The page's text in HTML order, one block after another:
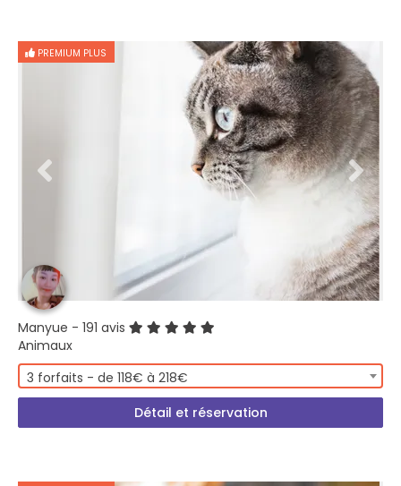
PREMIUM PLUS
Manyue - 191 avis
Animaux
3 forfaits - de 118€ à 218€
Détail et réservation